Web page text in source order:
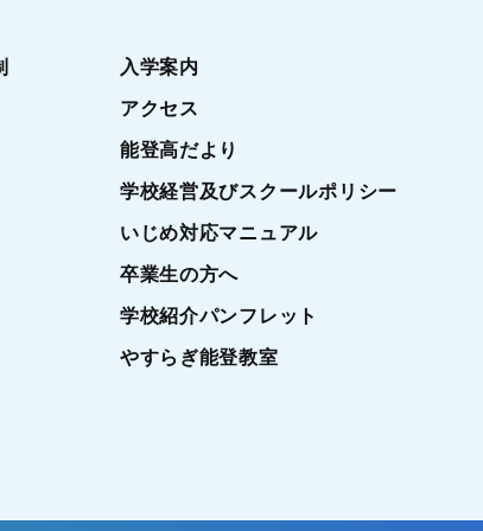
入学案内
アクセス
能登高だより
学校経営及びスクールポリシー
いじめ対応マニュアル
卒業生の方へ
学校紹介パンフレット
やすらぎ能登教室